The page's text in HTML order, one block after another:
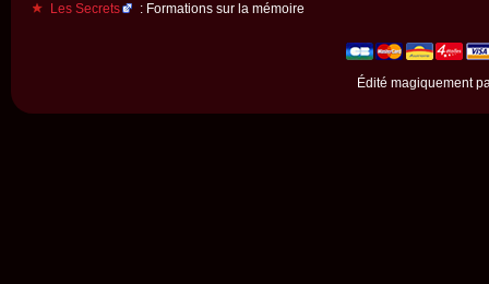
Les Secrets
: Formations sur la mémoire
Édité magiquement